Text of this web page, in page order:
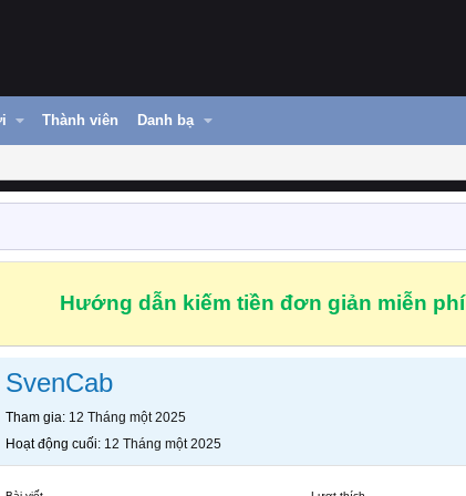
Thành viên Danh bạ
Hướng dẫn kiếm tiền đơn giản miễn phí
SvenCab
Tham gia 12 Tháng một 2025
Hoạt động cuối 12 Tháng một 2025